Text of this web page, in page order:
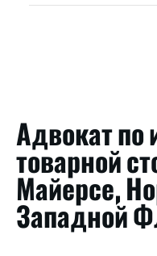
Адвокат по
товарной
Майерсе,
Западной